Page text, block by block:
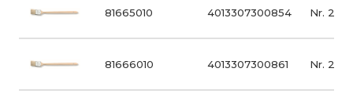
81665010 4013307300854 Nr. 2
81666010 4013307300861 Nr. 2,5